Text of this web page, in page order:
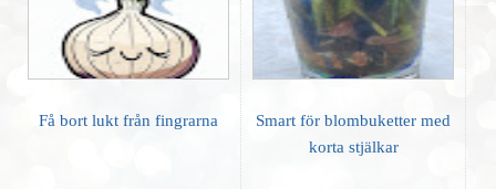
Få bort lukt från fingrarna
Smart för blombuketter med
korta stjälkar